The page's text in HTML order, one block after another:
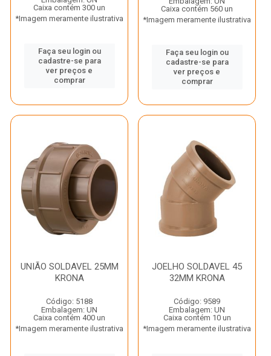
Caixa contém 300 un
*Imagem meramente ilustrativa
Faça seu login ou
cadastre-se para
ver preços e
comprar
Caixa contém 560 un
*Imagem meramente ilustrativa
Faça seu login ou
cadastre-se para
ver preços e
comprar
UNIÃO SOLDAVEL 25MM
KRONA
Código: 5188
Embalagem: UN
Caixa contém 400 un
*Imagem meramente ilustrativa
JOELHO SOLDAVEL 45
32MM KRONA
Código: 9589
Embalagem: UN
Caixa contém 10 un
*Imagem meramente ilustrativa